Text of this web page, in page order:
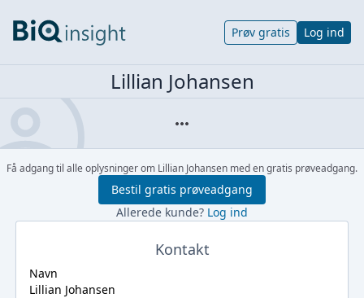
Prøv gratis Log ind
Lillian Johansen
Få adgang til alle oplysninger om Lillian Johansen med en gratis prøveadgang.
Bestil gratis prøveadgang
Allerede kunde? Log ind
Kontakt
Navn
Lillian Johansen